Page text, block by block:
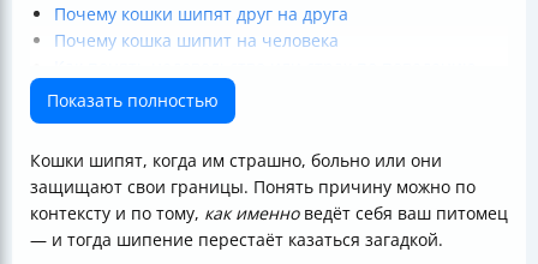
Почему кошки шипят друг на друга
Почему кошка шипит на человека
Когда шипение — повод обратиться к ветеринару
Как успокоить кошек при конфликте
конфликтов
Почему кошка может шипеть на хозяина
Территориальные споры между кошками
Вопросы, которые помогают понять ситуацию
Показать полностью
Кошки шипят, когда им страшно, больно или они
защищают свои границы. Понять причину можно по
контексту и по тому, как именноведёт себя ваш питомец
— и тогда шипение перестаёт казаться загадкой.